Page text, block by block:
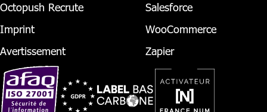
Octopush Recrute
Imprint
Avertissement
Salesforce
WooCommerce
Zapier